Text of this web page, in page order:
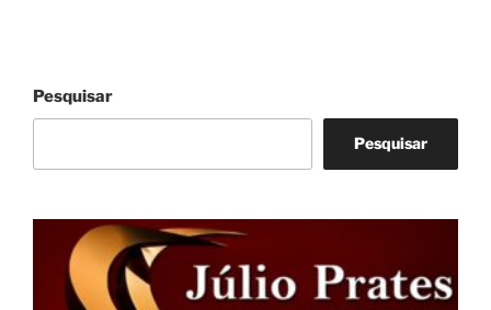
Pesquisar
Pesquisar